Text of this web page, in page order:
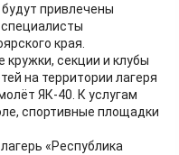
привлечены
края.
секции и клубы
на территории лагеря
ЯК-40. К услугам
спортивные площадки
«Республика